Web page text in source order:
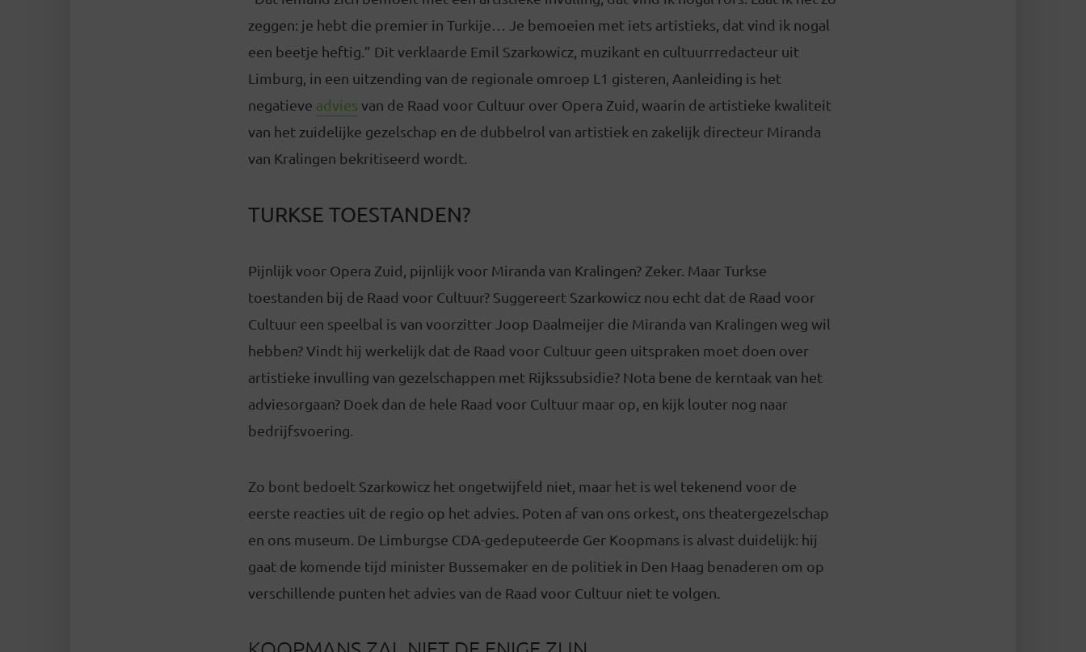
zeggen: je hebt die premier in Turkije… Je bemoeien met iets artistieks, dat vind ik nogal
een beetje heftig.” Dit verklaarde Emil Szarkowicz, muzikant en cultuurrredacteur uit
Limburg, in een uitzending van de regionale omroep L1 gisteren, Aanleiding is het
negatieve advies van de Raad voor Cultuur over Opera Zuid, waarin de artistieke kwaliteit
van het zuidelijke gezelschap en de dubbelrol van artistiek en zakelijk directeur Miranda
van Kralingen bekritiseerd wordt.
TURKSE TOESTANDEN?
Pijnlijk voor Opera Zuid, pijnlijk voor Miranda van Kralingen? Zeker. Maar Turkse
toestanden bij de Raad voor Cultuur? Suggereert Szarkowicz nou echt dat de Raad voor
Cultuur een speelbal is van voorzitter Joop Daalmeijer die Miranda van Kralingen weg wil
hebben? Vindt hij werkelijk dat de Raad voor Cultuur geen uitspraken moet doen over
artistieke invulling van gezelschappen met Rijkssubsidie? Nota bene de kerntaak van het
adviesorgaan? Doek dan de hele Raad voor Cultuur maar op, en kijk louter nog naar
bedrijfsvoering.
Zo bont bedoelt Szarkowicz het ongetwijfeld niet, maar het is wel tekenend voor de
eerste reacties uit de regio op het advies. Poten af van ons orkest, ons theatergezelschap
en ons museum. De Limburgse CDA-gedeputeerde Ger Koopmans is alvast duidelijk: hij
gaat de komende tijd minister Bussemaker en de politiek in Den Haag benaderen om op
verschillende punten het advies van de Raad voor Cultuur niet te volgen.